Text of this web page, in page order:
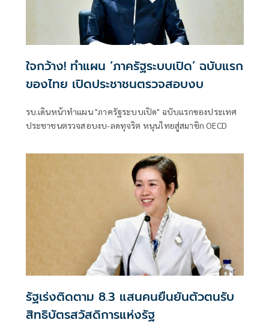
ใจกว้าง! ทำแผน ‘ภาครัฐระบบเปิด’ ฉบับแรก
ของไทย เปิดประชาชนตรวจสอบงบ
รบ.เดินหน้าทำแผน "ภาครัฐระบบเปิด" ฉบับแรกของประเทศ
ประชาชนตรวจสอบงบ-ลดทุจริต หนุนไทยสู่สมาชิก OECD
รัฐเร่งติดตาม 8.3 แสนคนยืนยันตัวตนรับ
สิทธิบัตรสวัสดิการแห่งรัฐ